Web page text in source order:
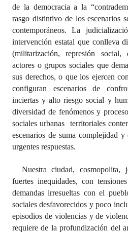
Declaraciones
Resoluciones
Resoluciones de Presidencia
INSTITUCIONAL
Antiguos Pobladores
Datos Históricos
Premio al Mérito - Registro
Audiencias Públicas - Registro
de la democracia a la
rasgo distintivo de los escenarios
contemporáneos. La
intervención estatal que conlleva
(militarización, represión
actores o grupos sociales que
sus derechos, o que los ejercen
configuran escenarios de
inciertas y alto riesgo social y
diversidad de fenómenos y
sociales urbanas territoriales
escenarios de suma complejidad
urgentes respuestas.
Nuestra ciudad,
fuertes inequidades, con
demandas irresueltas con el
sociales desfavorecidos y poco
episodios de violencias y de
requiere de la profundización del